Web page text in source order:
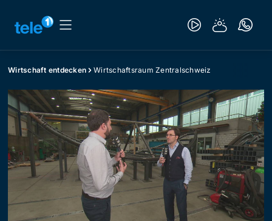
Wirtschaft entdecken Wirtschaftsraum Zentralschweiz